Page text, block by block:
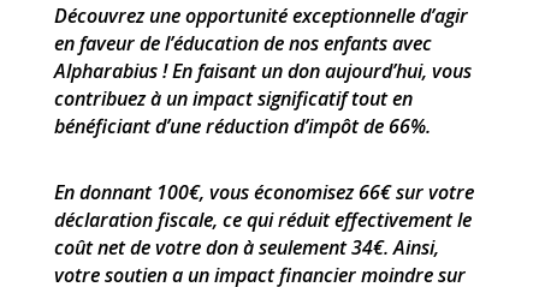
Découvrez une opportunité exceptionnelle d’agir
en faveur de l’éducation de nos enfants avec
Alpharabius ! En faisant un don aujourd’hui, vous
contribuez à un impact significatif tout en
bénéficiant d’une réduction d’impôt de 66%.
En donnant 100€, vous économisez 66€ sur votre
déclaration fiscale, ce qui réduit effectivement le
coût net de votre don à seulement 34€. Ainsi,
votre soutien a un impact financier moindre sur